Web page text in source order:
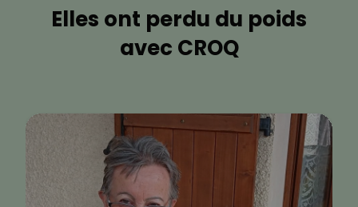
Elles ont perdu du poids
avec CROQ